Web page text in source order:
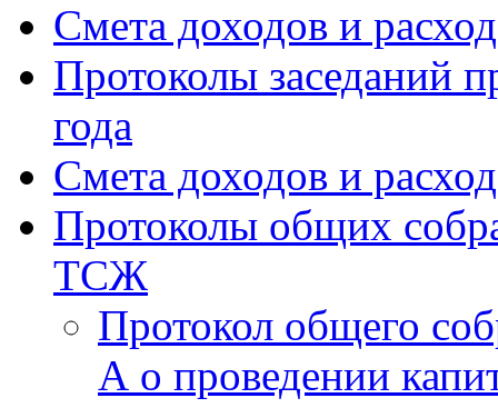
Смета доходов и
Протоколы заседаний
года
Смета доходов и
Протоколы общих
ТСЖ
Протокол общего
А о проведении